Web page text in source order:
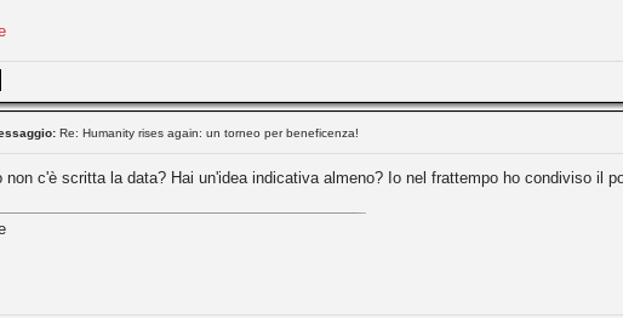
Re: Humanity rises again: un torneo per beneficenza!
non c'è scritta la data? Hai un'idea indicativa almeno? Io nel frattempo ho condiviso il